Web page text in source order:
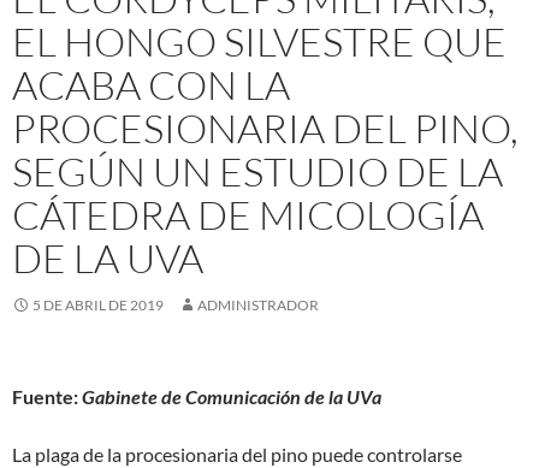
EL HONGO SILVESTRE QUE
ACABA CON LA
PROCESIONARIA DEL PINO,
SEGÚN UN ESTUDIO DE LA
CÁTEDRA DE MICOLOGÍA
DE LA UVA
5 DE ABRIL DE 2019 ADMINISTRADOR
Fuente:Gabinete de Comunicación de la UVa
La plaga de la procesionaria del pino puede controlarse